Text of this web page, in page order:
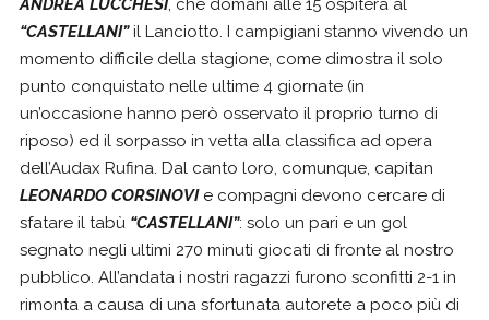
ANDREA LUCCHESI, che domani alle 15 ospiterà al
“CASTELLANI”il Lanciotto. I campigiani stanno vivendo un
momento difficile della stagione, come dimostra il solo
punto conquistato nelle ultime 4 giornate (in
un’occasione hanno però osservato il proprio turno di
riposo) ed il sorpasso in vetta alla classifica ad opera
dell’Audax Rufina. Dal canto loro, comunque, capitan
LEONARDO CORSINOVIe compagni devono cercare di
sfatare il tabù “CASTELLANI”: solo un pari e un gol
segnato negli ultimi 270 minuti giocati di fronte al nostro
pubblico. All’andata i nostri ragazzi furono sconfitti 2-1 in
rimonta a causa di una sfortunata autorete a poco più di